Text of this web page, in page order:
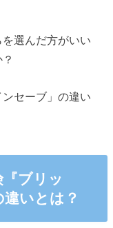
選んだ方がいい
セーブ」の違い
ブリッ
いとは？